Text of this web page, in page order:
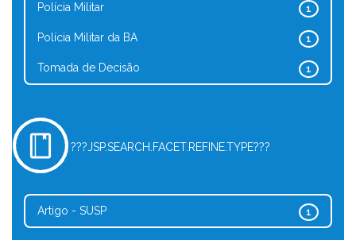
1
Polícia Militar
1
Polícia Militar da BA
1
Tomada de Decisão
???JSP.SEARCH.FACET.REFINE.TYPE???
1
Artigo - SUSP